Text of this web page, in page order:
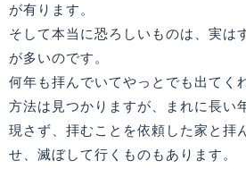
が有ります。
そして本当に恐ろしいものは、実は
が多いのです。
何年も拝んでいてやっとでも出てく
方法は見つかりますが、まれに長い
現さず、拝むことを依頼した家と拝
せ、滅ぼして行くものもあります。